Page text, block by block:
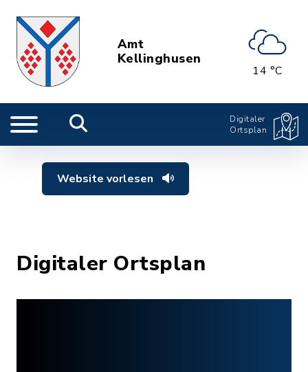
Amt
Kellinghusen
14 °C
Digitaler
Ortsplan
Website vorlesen
Digitaler Ortsplan